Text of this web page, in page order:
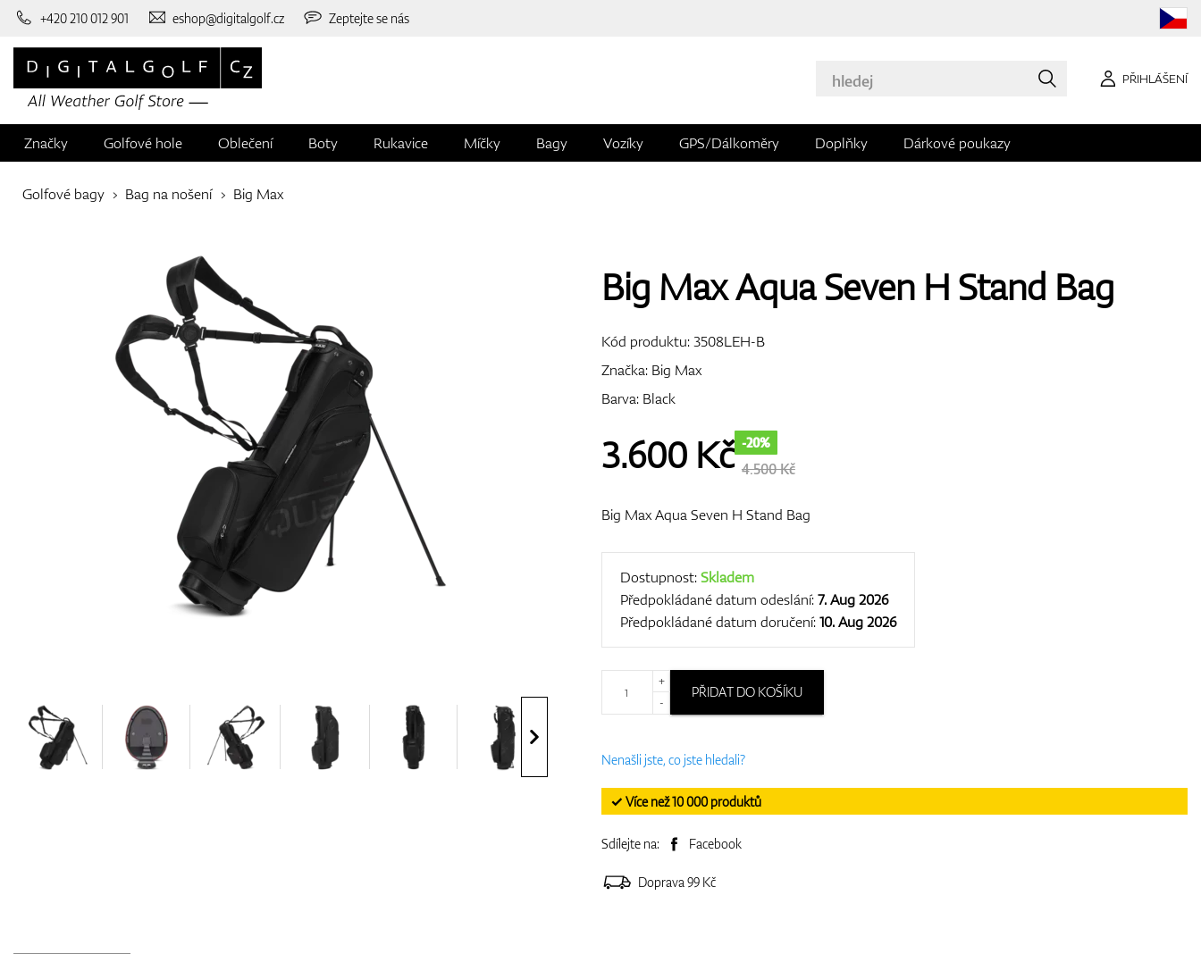
+420 210 012 901 eshop@digitalgolf.cz Zeptejte se nás
PŘIHLÁŠENÍ
Značky Golfové hole Oblečení Boty Rukavice Míčky Bagy Vozíky GPS/Dálkoměry Doplňky Dárkové poukazy
Golfové bagy Bag na nošení Big Max
Big Max Aqua Seven H Stand Bag
Kód produktu:3508LEH-B
Značka: Big Max
Barva: Black
3.600Kč -20%
4.500 Kč
Big Max Aqua Seven H Stand Bag
Dostupnost:Skladem
Předpokládané datum odeslání:7. Aug 2026
Předpokládané datum doručení:10. Aug 2026
+
-
PŘIDAT DO KOŠÍKU
Nenašli jste, co jste hledali?
✓ Více než 10 000 produktů
Sdílejte na: Facebook
Doprava 99 Kč